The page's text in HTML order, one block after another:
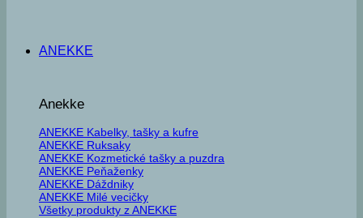
ANEKKE
Anekke
ANEKKE Kabelky, tašky a kufre
ANEKKE Ruksaky
ANEKKE Kozmetické tašky a puzdra
ANEKKE Peňaženky
ANEKKE Dáždniky
ANEKKE Milé vecičky
Všetky produkty z ANEKKE